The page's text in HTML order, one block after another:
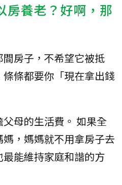
房養老？好啊，那
房子，不希望它被抵
條都要你「現在拿出錢
母的生活費。 如果全
，媽媽就不用拿房子去
能維持家庭和諧的方